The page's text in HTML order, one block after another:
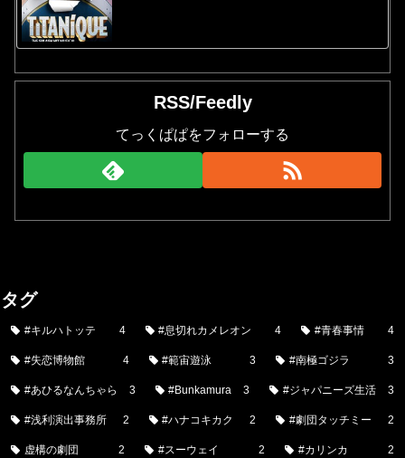
RSS/Feedly
てっくぱぱをフォローする
タグ
#キルハトッテ 4 #息切れカメレオン 4 #青春事情 4
#失恋博物館 4 #範宙遊泳 3 #南極ゴジラ 3
#あひるなんちゃら 3 #Bunkamura 3 #ジャパニーズ生活 3
#浅利演出事務所 2 #ハナコキカク 2 #劇団タッチミー 2
虚構の劇団 2 #スーウェイ 2 #カリンカ 2